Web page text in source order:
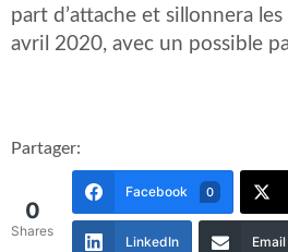
part d’attache et sillonnera
avril 2020, avec un possible
Partager:
0
Shares
Facebook 0
LinkedIn Email